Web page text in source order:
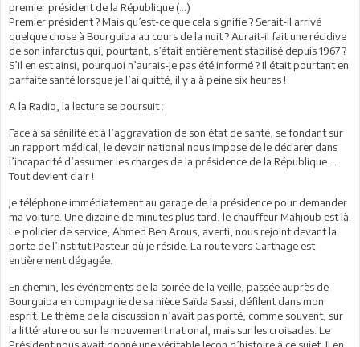
premier président de la République (…)
Premier président ? Mais qu’est-ce que cela signifie ? Serait-il arrivé
quelque chose à Bourguiba au cours de la nuit ? Aurait-il fait une récidive
de son infarctus qui, pourtant, s’était entièrement stabilisé depuis 1967 ?
S’il en est ainsi, pourquoi n’aurais-je pas été informé ? Il était pourtant en
parfaite santé lorsque je l’ai quitté, il y a à peine six heures !
A la Radio, la lecture se poursuit :
Face à sa sénilité et à l’aggravation de son état de santé, se fondant sur
un rapport médical, le devoir national nous impose de le déclarer dans
l’incapacité d’assumer les charges de la présidence de la République …
Tout devient clair !
Je téléphone immédiatement au garage de la présidence pour demander
ma voiture. Une dizaine de minutes plus tard, le chauffeur Mahjoub est là.
Le policier de service, Ahmed Ben Arous, averti, nous rejoint devant la
porte de l’Institut Pasteur où je réside. La route vers Carthage est
entièrement dégagée.
En chemin, les événements de la soirée de la veille, passée auprès de
Bourguiba en compagnie de sa nièce Saïda Sassi, défilent dans mon
esprit. Le thème de la discussion n’avait pas porté, comme souvent, sur
la littérature ou sur le mouvement national, mais sur les croisades. Le